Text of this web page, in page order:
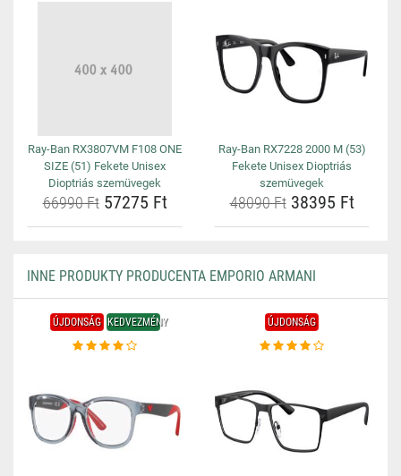
Ray-Ban RX3807VM F108 ONE
SIZE (51) Fekete Unisex
Dioptriás szemüvegek
66990 Ft57275 Ft
Ray-Ban RX7228 2000 M (53)
Fekete Unisex Dioptriás
szemüvegek
48090 Ft38395 Ft
INNE PRODUKTY PRODUCENTA EMPORIO ARMANI
ÚJDONSÁG KEDVEZMÉNY ÚJDONSÁG